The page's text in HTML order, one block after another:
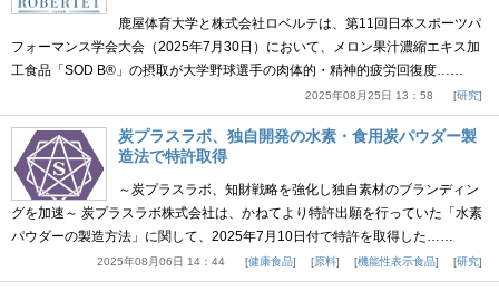
鹿屋体育大学と株式会社ロベルテは、第11回日本スポーツパ
フォーマンス学会大会（2025年7月30日）において、メロン果汁濃縮エキス加
工食品「SOD B®」の摂取が大学野球選手の肉体的・精神的疲労回復度……
2025年08月25日 13：58 研究
炭プラスラボ、独自開発の水素・食用炭パウダー製
造法で特許取得
～炭プラスラボ、知財戦略を強化し独自素材のブランディン
グを加速～ 炭プラスラボ株式会社は、かねてより特許出願を行っていた「水素
パウダーの製造方法」に関して、2025年7月10日付で特許を取得した……
2025年08月06日 14：44 健康食品 原料 機能性表示食品 研究